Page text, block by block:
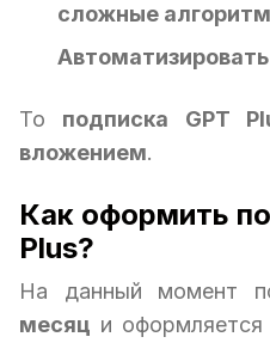
сложные
То подписка GPT
вложением.
Как оформить
Plus?
На данный момент
месяц и